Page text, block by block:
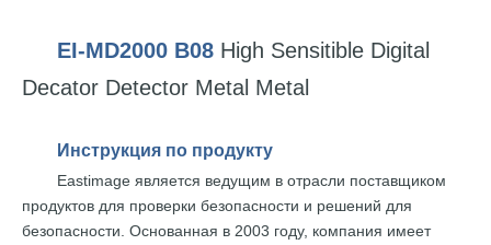
EI-MD2000 B08 High Sensitible Digital
Decator Detector Metal Metal
Инструкция по продукту
Eastimage является ведущим в отрасли поставщиком
продуктов для проверки безопасности и решений для
безопасности. Основанная в 2003 году, компания имеет